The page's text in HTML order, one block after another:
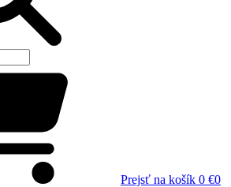
Prejsť na košík 0 €0